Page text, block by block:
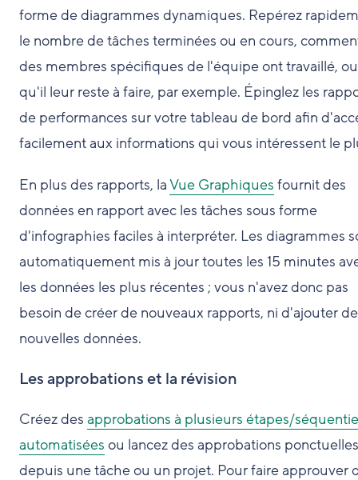
forme de diagrammes dynamiques. Repérez
le nombre de tâches terminées ou en cours,
des membres spécifiques de l'équipe ont travaillé,
qu'il leur reste à faire, par exemple. Épinglez les
de performances sur votre tableau de bord afin
facilement aux informations qui vous intéressent le
En plus des rapports, laVue Graphiques fournit des
données en rapport avec les tâches sous forme
d'infographies faciles à interpréter. Les diagrammes
automatiquement mis à jour toutes les 15 minutes
les données les plus récentes ; vous n'avez donc pas
besoin de créer de nouveaux rapports, ni d'ajouter de
nouvelles données.
Les approbations et la révision
Créez des approbations à plusieurs étapes/
automatisées ou lancez des approbations ponctuelles
depuis une tâche ou un projet. Pour faire approuver